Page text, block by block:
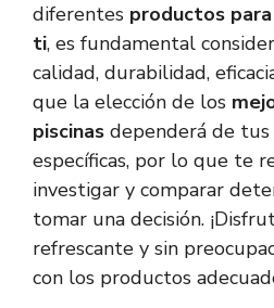
diferentes productos
ti, es fundamental
calidad, durabilidad,
que la elección de los
piscinas dependerá de tus
específicas, por lo que te
investigar y comparar
tomar una decisión.
refrescante y sin
con los productos